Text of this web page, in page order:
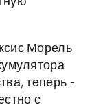
Морель
теперь -
с